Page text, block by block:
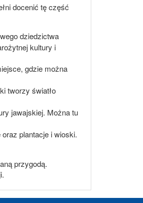
docenić tę część
dziedzictwa
kultury i
gdzie można
tworzy światło
jawajskiej. Można tu
plantacje i wioski.
przygodą.